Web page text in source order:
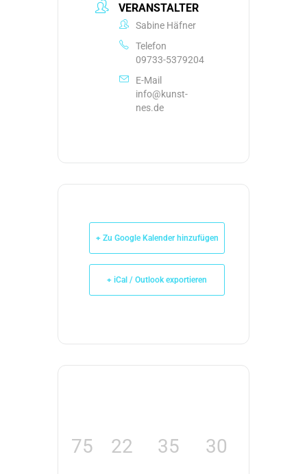
VERANSTALTER
Sabine Häfner
Telefon
09733-5379204
E-Mail
info@kunst-
nes.de
+ Zu Google Kalender hinzufügen
+ iCal / Outlook exportieren
75 22 35 30